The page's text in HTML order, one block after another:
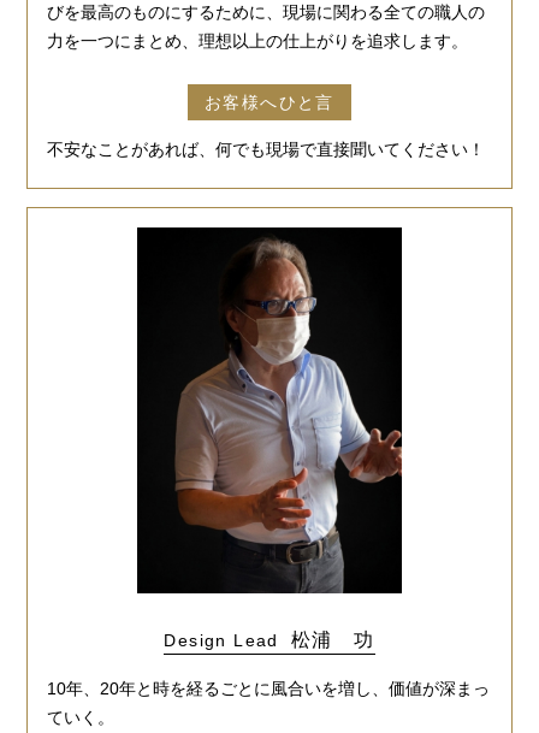
びを最高のものにするために、現場に関わる全ての職人の
力を一つにまとめ、理想以上の仕上がりを追求します。
お客様へひと言
不安なことがあれば、何でも現場で直接聞いてください！
Design Lead 松浦 功
10年、20年と時を経るごとに風合いを増し、価値が深まっ
ていく。